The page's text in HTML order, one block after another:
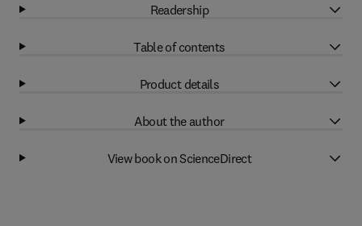
Readership
Table of contents
Product details
About the author
View book on ScienceDirect